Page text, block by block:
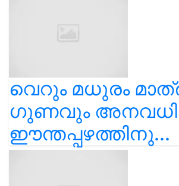
വെറും മധുരം
ഗുണവും
ഈന്തപ്പഴത്തിനു...